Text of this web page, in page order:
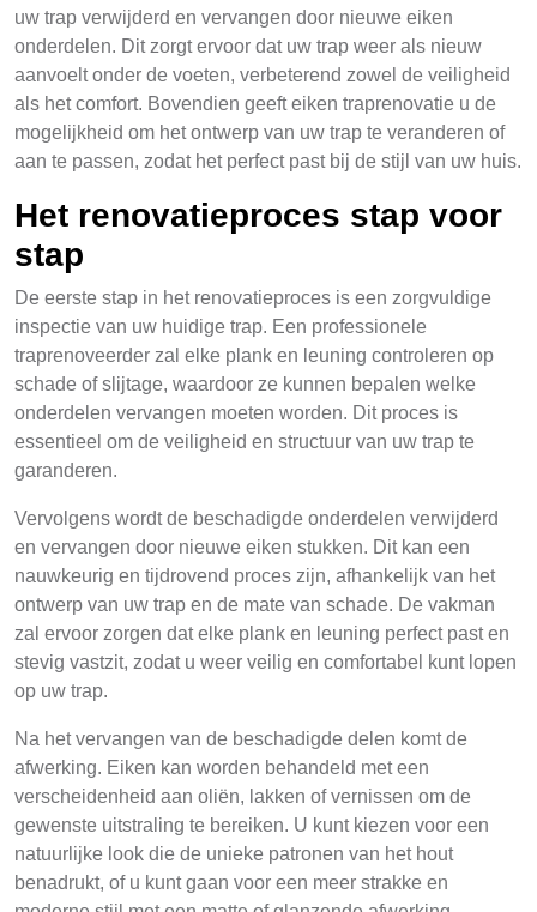
uw trap verwijderd en vervangen door nieuwe eiken
onderdelen. Dit zorgt ervoor dat uw trap weer als nieuw
aanvoelt onder de voeten, verbeterend zowel de veiligheid
als het comfort. Bovendien geeft eiken traprenovatie u de
mogelijkheid om het ontwerp van uw trap te veranderen of
aan te passen, zodat het perfect past bij de stijl van uw huis.
Het renovatieproces stap voor
stap
De eerste stap in het renovatieproces is een zorgvuldige
inspectie van uw huidige trap. Een professionele
traprenoveerder zal elke plank en leuning controleren op
schade of slijtage, waardoor ze kunnen bepalen welke
onderdelen vervangen moeten worden. Dit proces is
essentieel om de veiligheid en structuur van uw trap te
garanderen.
Vervolgens wordt de beschadigde onderdelen verwijderd
en vervangen door nieuwe eiken stukken. Dit kan een
nauwkeurig en tijdrovend proces zijn, afhankelijk van het
ontwerp van uw trap en de mate van schade. De vakman
zal ervoor zorgen dat elke plank en leuning perfect past en
stevig vastzit, zodat u weer veilig en comfortabel kunt lopen
op uw trap.
Na het vervangen van de beschadigde delen komt de
afwerking. Eiken kan worden behandeld met een
verscheidenheid aan oliën, lakken of vernissen om de
gewenste uitstraling te bereiken. U kunt kiezen voor een
natuurlijke look die de unieke patronen van het hout
benadrukt, of u kunt gaan voor een meer strakke en